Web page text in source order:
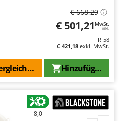
€ 668,29
€ 501,21 MwSt.
inkl.
R-58
€ 421,18 exkl. MwSt.
Hinzufügen
Sie
8,0